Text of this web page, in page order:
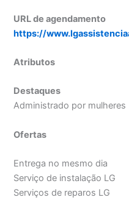
URL de agendamento
https://
Atributos
Destaques
Administrado por mulheres
Ofertas
Entrega no mesmo dia
Serviço de instalação LG
Serviços de reparos LG